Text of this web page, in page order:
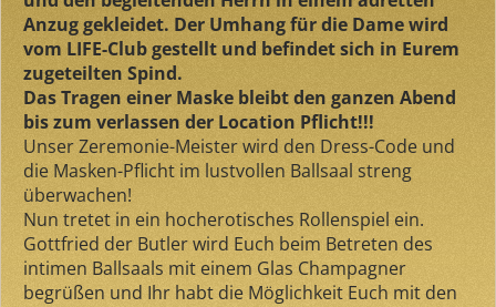
Anzug gekleidet. Der Umhang für die Dame wird
vom LIFE-Club gestellt und befindet sich in Eurem
zugeteilten Spind.
Das Tragen einer Maske bleibt den ganzen Abend
bis zum verlassen der Location Pflicht!!!
Unser Zeremonie-Meister wird den Dress-Code und
die Masken-Pflicht im lustvollen Ballsaal streng
überwachen!
Nun tretet in ein hocherotisches Rollenspiel ein.
Gottfried der Butler wird Euch beim Betreten des
intimen Ballsaals mit einem Glas Champagner
begrüßen und Ihr habt die Möglichkeit Euch mit den